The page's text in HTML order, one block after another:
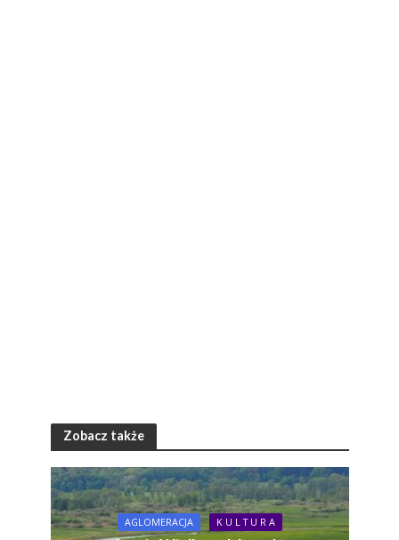
Zobacz także
AGLOMERACJA K U L T U R A